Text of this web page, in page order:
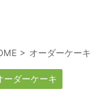
> オーダーケーキ
ーダーケーキ